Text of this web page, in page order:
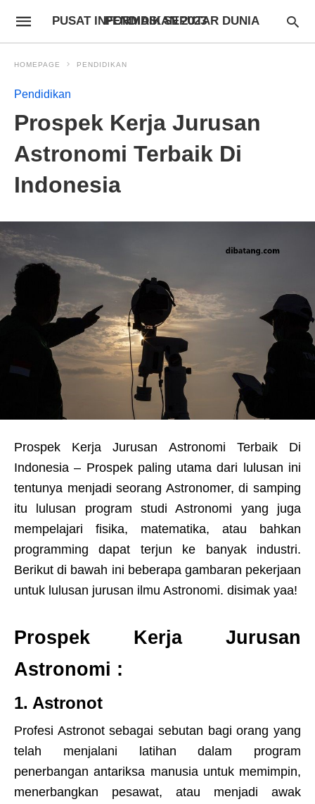
PUSAT INFORMASI SEPUTAR DUNIA PENDIDIKAN 2023
HOMEPAGE PENDIDIKAN
Pendidikan
Prospek Kerja Jurusan
Astronomi Terbaik Di
Indonesia
Prospek Kerja Jurusan Astronomi Terbaik Di
Indonesia – Prospek paling utama dari lulusan ini
tentunya menjadi seorang Astronomer, di samping
itu lulusan program studi Astronomi yang juga
mempelajari fisika, matematika, atau bahkan
programming dapat terjun ke banyak industri.
Berikut di bawah ini beberapa gambaran pekerjaan
untuk lulusan jurusan ilmu Astronomi. disimak yaa!
Prospek Kerja Jurusan
Astronomi :
1. Astronot
Profesi Astronot sebagai sebutan bagi orang yang
telah menjalani latihan dalam program
penerbangan antariksa manusia untuk memimpin,
menerbangkan pesawat, atau menjadi awak